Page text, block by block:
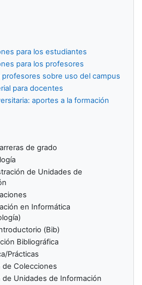
para los estudiantes
para los profesores
profesores sobre uso del campus
para docentes
aportes a la formación
de grado
de Unidades de
en Informática
(Bib)
Bibliográfica
Prácticas
de Colecciones
de Unidades de Información